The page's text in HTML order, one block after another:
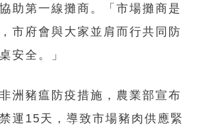
助第一線攤商。「市場攤商是
市府會與大家並肩而行共同防
安全。」
洲豬瘟防疫措施，農業部宣布
運15天，導致市場豬肉供應緊